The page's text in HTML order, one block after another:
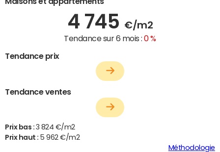
4 745 €/m2
Tendance sur 6 mois :0 %
Tendance prix
Tendance ventes
Prix bas : 3 824 €/m2
Prix haut : 5 962 €/m2
Méthodologie